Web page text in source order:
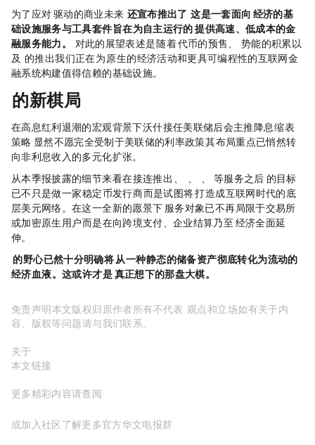
为了应对 AI Agent 驱动的商业未来， Circle 还宣布推出了 Agent Stack，这是一套面向 AI Agent 经济的基
础设施服务与工具套件，旨在为自主运行的 AI Agent 提供高速、低成本的金
融服务能力。
Jeremy Allaire 对此的展望表述是：“随着 ARC 代币的预售、Arc Network 势能的积累，以
及 Agent Stack 的推出，我们正在为 AI 原生的经济活动和更具可编程性的互联网金
融系统构建值得信赖的基础设施 。”
Circle 的新棋局
在高息红利退潮的宏观背景下（沃什接任美联储后会主推“降息+缩表”
策略），Circle 显然不愿完全受制于美联储的利率政策，其布局重点已悄然转
向非利息收入的多元化扩张。
从本季报披露的细节来看，在接连推出 CPN、Managed Payments、Agent Stack、Arc Network 等服务之后，Circle 的目标
已不只是做一家“稳定币发行商”，而是试图将 USDC 打造成互联网时代的底
层美元网络。在这一全新的愿景下，Circle 服务对象已不再局限于交易所
或加密原生用户，而是在向跨境支付、企业结算乃至 AI Agent 经济全面延
伸。
Circle 的野心已然十分明确：将 USDC 从一种“静态的储备资产”彻底转化为“流动的
经济血液”。 这或许才是 Circle 真正想下的那盘大棋。
免责声明：本文版权归原作者所有，不代表MyToken 观点和立场；如有关于内
容、版权等问题，请与我们联系。
关于MyToken：
本文链接：
更多精彩内容请查阅
或加入社区了解更多MyToken-官方华文电报群